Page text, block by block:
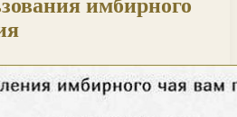
имбирного